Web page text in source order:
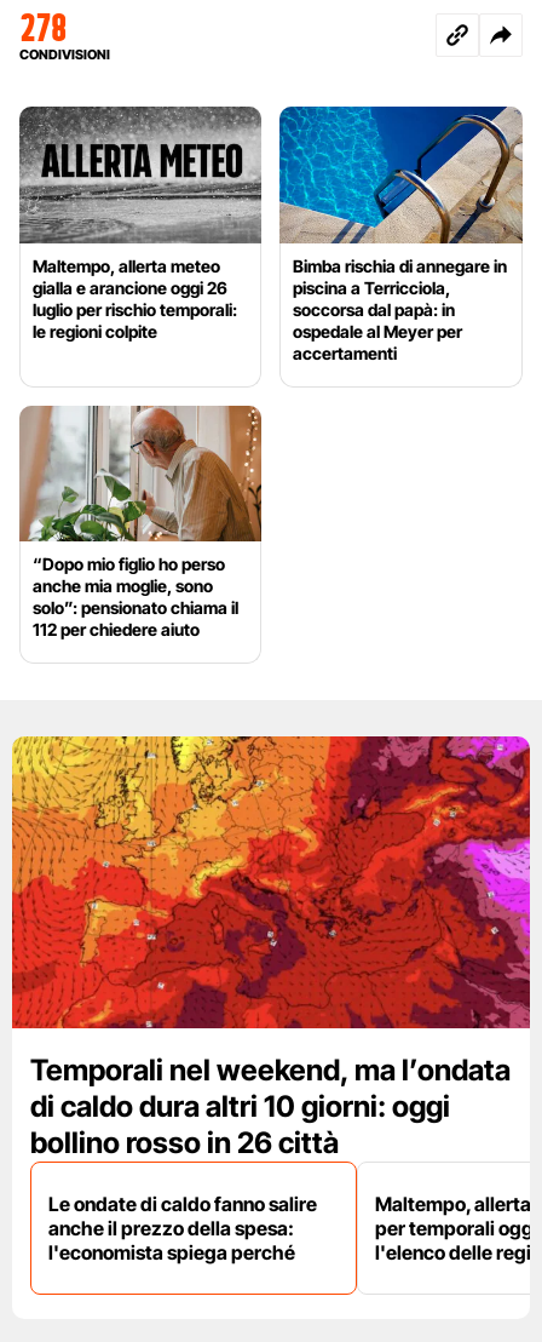
278
CONDIVISIONI
Maltempo, allerta meteo
gialla e arancione oggi 26
luglio per rischio temporali:
le regioni colpite
Bimba rischia di annegare in
piscina a Terricciola,
soccorsa dal papà: in
ospedale al Meyer per
accertamenti
“Dopo mio figlio ho perso
anche mia moglie, sono
solo”: pensionato chiama il
112 per chiedere aiuto
Temporali nel weekend, ma l’ondata
di caldo dura altri 10 giorni: oggi
bollino rosso in 26 città
Le ondate di caldo fanno salire
anche il prezzo della spesa:
l'economista spiega perché
Maltempo, allerta
per temporali oggi
l'elenco delle